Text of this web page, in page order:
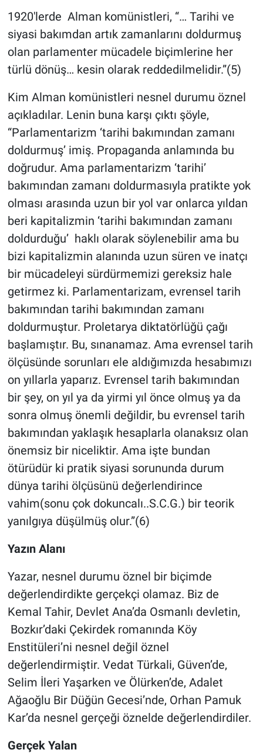
1920'lerde Alman komünistleri, “… Tarihi ve
siyasi bakımdan artık zamanlarını doldurmuş
olan parlamenter mücadele biçimlerine her
türlü dönüş… kesin olarak reddedilmelidir.”(5)
Kim Alman komünistleri nesnel durumu öznel
açıkladılar. Lenin buna karşı çıktı şöyle,
“Parlamentarizm ‘tarihi bakımından zamanı
doldurmuş’ imiş. Propaganda anlamında bu
doğrudur. Ama parlamentarizm ‘tarihi’
bakımından zamanı doldurmasıyla pratikte yok
olması arasında uzun bir yol var onlarca yıldan
beri kapitalizmin ‘tarihi bakımından zamanı
doldurduğu’ haklı olarak söylenebilir ama bu
bizi kapitalizmin alanında uzun süren ve inatçı
bir mücadeleyi sürdürmemizi gereksiz hale
getirmez ki. Parlamentarizam, evrensel tarih
bakımından tarihi bakımından zamanı
doldurmuştur. Proletarya diktatörlüğü çağı
başlamıştır. Bu, sınanamaz. Ama evrensel tarih
ölçüsünde sorunları ele aldığımızda hesabımızı
on yıllarla yaparız. Evrensel tarih bakımından
bir şey, on yıl ya da yirmi yıl önce olmuş ya da
sonra olmuş önemli değildir, bu evrensel tarih
bakımından yaklaşık hesaplarla olanaksız olan
önemsiz bir niceliktir. Ama işte bundan
ötürüdür ki pratik siyasi sorununda durum
dünya tarihi ölçüsünü değerlendirince
vahim(sonu çok dokuncalı..S.C.G.) bir teorik
yanılgıya düşülmüş olur.”(6)
Yazın Alanı
Yazar, nesnel durumu öznel bir biçimde
değerlendirdikte gerçekçi olamaz. Biz de
Kemal Tahir, Devlet Ana’da Osmanlı devletin,
Bozkır’daki Çekirdek romanında Köy
Enstitüleri’ni nesnel değil öznel
değerlendirmiştir. Vedat Türkali, Güven’de,
Selim İleri Yaşarken ve Ölürken’de, Adalet
Ağaoğlu Bir Düğün Gecesi’nde, Orhan Pamuk
Kar’da nesnel gerçeği öznelde değerlendirdiler.
Gerçek Yalan